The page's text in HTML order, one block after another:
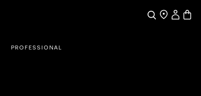
Søk
Finn enMin Konto
PROFESSIONAL